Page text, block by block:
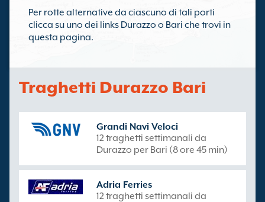
Per rotte alternative da ciascuno di tali porti
clicca su uno dei links Durazzo o Bari che trovi in
questa pagina.
Traghetti Durazzo Bari
Grandi Navi Veloci
12 traghetti settimanali da
Durazzo per Bari (8 ore 45 min)
Adria Ferries
12 traghetti settimanali da